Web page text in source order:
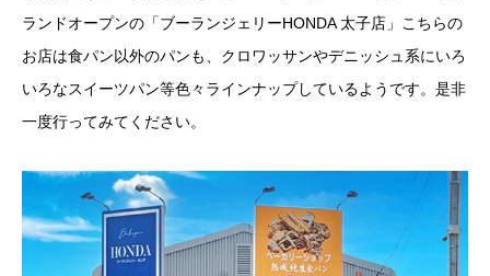
ランドオープンの「ブーランジェリーHONDA 太子店」こちらの
お店は食パン以外のパンも、クロワッサンやデニッシュ系にいろ
いろなスイーツパン等色々ラインナップしているようです。是非
一度行ってみてください。